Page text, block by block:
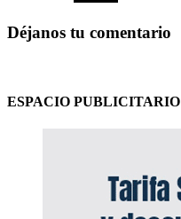
Déjanos tu comentario
ESPACIO PUBLICITARIO